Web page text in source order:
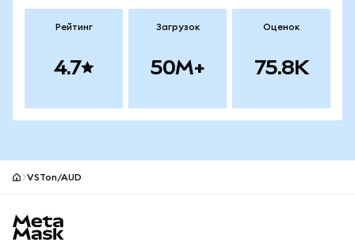
Рейтинг
4.7
Загрузок
50M+
Оценок
75.8K
VSTon/AUD